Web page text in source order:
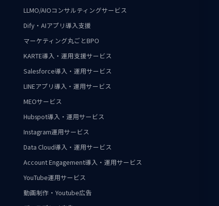
LLMO/AIOコンサルティングサービス
Dify・AIアプリ導入支援
マーケティング丸ごとBPO
KARTE導入・運用支援サービス
Salesforce導入・運用サービス
LINEアプリ導入・運用サービス
MEOサービス
Hubspot導入・運用サービス
Instagram運用サービス
Data Cloud導入・運用サービス
Account Engagement導入・運用サービス
YouTube運用サービス
動画制作・Youtube広告